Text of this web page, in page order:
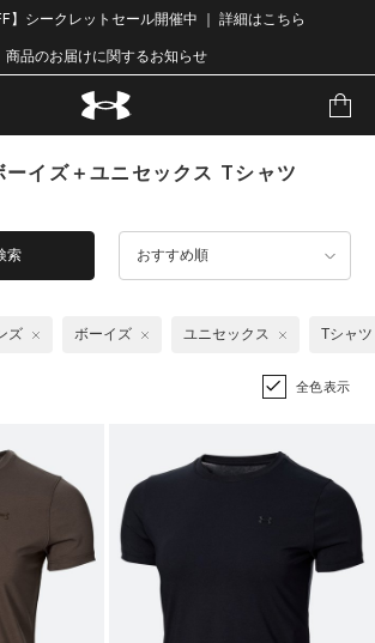
】シークレットセール開催中 ｜ 詳細はこちら
商品のお届けに関するお知らせ
ーイズ＋ユニセックス Tシャツ
索 おすすめ順
ズ ボーイズ ユニセックス Tシャツ
全色表示